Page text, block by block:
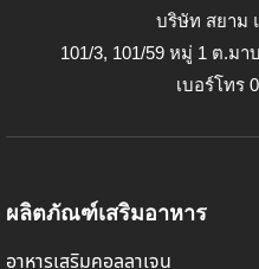
บริษัท สยาม
101/3, 101/59 หมู่ 1 ต.ม
เบอร์โทร
ผลิตภัณฑ์เสริมอาหาร
อาหารเสริมคอลลาเจน